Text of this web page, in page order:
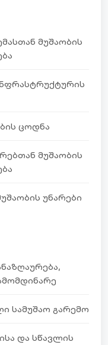
ᲛᲣᲨᲐᲝᲑᲘᲡ
ᲪᲝᲓᲜᲐ
ᲛᲣᲨᲐᲝᲑᲘᲡ
ᲣᲜᲐᲠᲔᲑᲘ
ᲡᲐᲛᲣᲨᲐᲝ ᲒᲐᲠᲔᲛᲝ
ᲓᲐ ᲡᲬᲐᲕᲚᲘᲡ